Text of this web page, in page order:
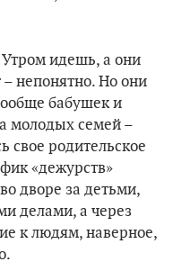
Утром идешь, а они
непонятно. Но они
бабушек и
молодых семей –
свое родительское
«дежурств»
дворе за детьми,
делами, а через
к людям, наверное,